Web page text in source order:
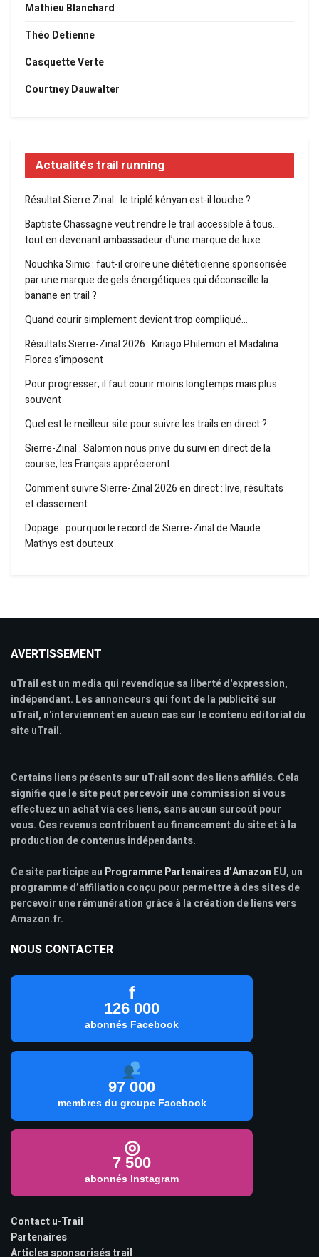
Mathieu Blanchard
Théo Detienne
Casquette Verte
Courtney Dauwalter
Actualités trail running
Résultat Sierre Zinal : le triplé kényan est-il louche ?
Baptiste Chassagne veut rendre le trail accessible à tous…
tout en devenant ambassadeur d’une marque de luxe
Nouchka Simic : faut-il croire une diététicienne sponsorisée
par une marque de gels énergétiques qui déconseille la
banane en trail ?
Quand courir simplement devient trop compliqué…
Résultats Sierre-Zinal 2026 : Kiriago Philemon et Madalina
Florea s’imposent
Pour progresser, il faut courir moins longtemps mais plus
souvent
Quel est le meilleur site pour suivre les trails en direct ?
Sierre-Zinal : Salomon nous prive du suivi en direct de la
course, les Français apprécieront
Comment suivre Sierre-Zinal 2026 en direct : live, résultats
et classement
Dopage : pourquoi le record de Sierre-Zinal de Maude
Mathys est douteux
AVERTISSEMENT
uTrail est un media qui revendique sa liberté d'expression,
indépendant. Les annonceurs qui font de la publicité sur
uTrail, n'interviennent en aucun cas sur le contenu éditorial du
site uTrail.
Certains liens présents sur uTrail sont des liens affiliés. Cela
signifie que le site peut percevoir une commission si vous
effectuez un achat via ces liens, sans aucun surcoût pour
vous. Ces revenus contribuent au financement du site et à la
production de contenus indépendants.
Ce site participe au Programme Partenaires d’Amazon EU, un
programme d’affiliation conçu pour permettre à des sites de
percevoir une rémunération grâce à la création de liens vers
Amazon.fr.
NOUS CONTACTER
f
126 000
abonnés Facebook
97 000
membres du groupe Facebook
◎
7 500
abonnés Instagram
Contact u-Trail
Partenaires
Articles sponsorisés trail